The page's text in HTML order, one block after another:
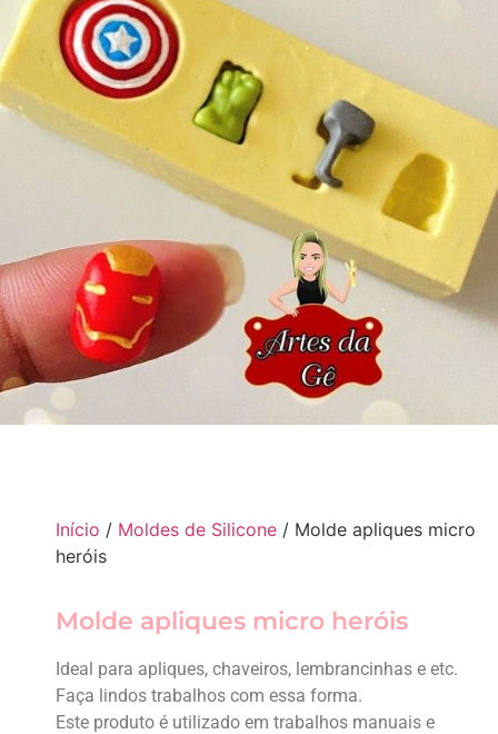
Início / Moldes de Silicone / Molde apliques micro
heróis
Molde apliques micro heróis
Ideal para apliques, chaveiros, lembrancinhas e etc.
Faça lindos trabalhos com essa forma.
Este produto é utilizado em trabalhos manuais e